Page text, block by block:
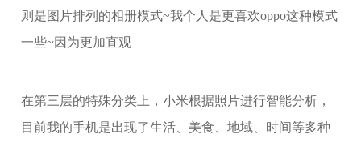
则是图片排列的相册模式~我个人是更喜欢oppo这种模式
一些~因为更加直观
在第三层的特殊分类上，小米根据照片进行智能分析，
目前我的手机是出现了生活、美食、地域、时间等多种